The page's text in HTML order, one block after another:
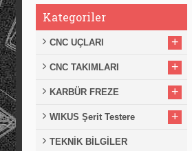
Kategoriler
CNC UÇLARI +
CNC TAKIMLARI +
KARBÜR FREZE +
WIKUS Şerit Testere +
TEKNİK BİLGİLER